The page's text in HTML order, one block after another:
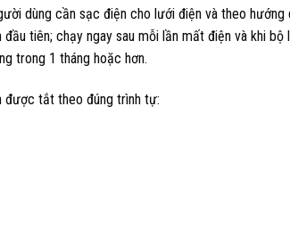
dùng cần sạc điện cho lưới điện và theo
tiên; chạy ngay sau mỗi lần mất điện và khi bộ
trong 1 tháng hoặc hơn.
được tắt theo đúng trình tự: